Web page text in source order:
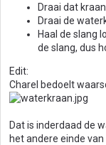
Draai dat
Draai de
Haal de slang
de slang, dus
Edit:
Charel bedoelt
Dat is inderdaad de
het andere einde